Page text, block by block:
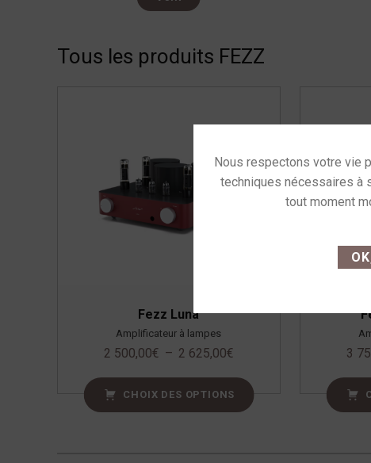
Tous les produits FEZZ
Fezz Luna
Amplificateur à lampes
2 500,00€ – 2 625,00€
CHOIX DES OPTIONS
3